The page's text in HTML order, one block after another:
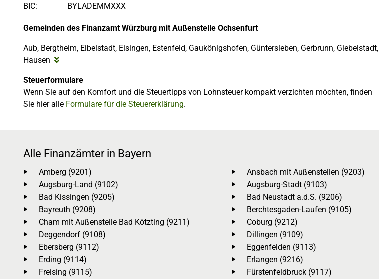
BIC:
BYLADEMMXXX
Gemeinden des Finanzamt Würzburg mit Außenstelle Ochsenfurt
Aub, Bergtheim, Eibelstadt, Eisingen, Estenfeld, Gaukönigshofen, Güntersleben, Gerbrunn, Giebelstadt,
Hausen
Steuerformulare
Wenn Sie auf den Komfort und die Steuertipps von Lohnsteuer kompakt verzichten möchten, finden
Sie hier alle Formulare für die Steuererklärung.
Alle Finanzämter in Bayern
Amberg (9201) Ansbach mit Außenstellen (9203)
Augsburg-Land (9102)
Augsburg-Stadt (9103)
Bad Kissingen (9205)
Bad Neustadt a.d.S. (9206)
Bayreuth (9208)
Berchtesgaden-Laufen (9105)
Cham mit Außenstelle Bad Kötzting (9211)
Coburg (9212)
Deggendorf (9108)
Dillingen (9109)
Ebersberg (9112)
Eggenfelden (9113)
Erding (9114)
Erlangen (9216)
Freising (9115)
Fürstenfeldbruck (9117)